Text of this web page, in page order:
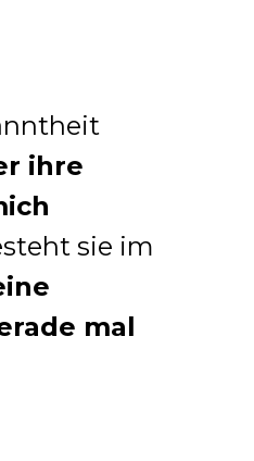
ihre
sie im
mal